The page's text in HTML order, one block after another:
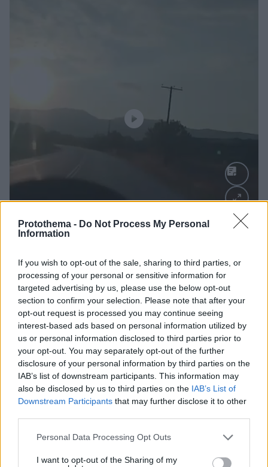
Protothema - Do Not Process My Personal
Information
If you wish to opt-out of the sale, sharing to third parties, or
processing of your personal or sensitive information for
targeted advertising by us, please use the below opt-out
section to confirm your selection. Please note that after your
opt-out request is processed you may continue seeing
interest-based ads based on personal information utilized by
us or personal information disclosed to third parties prior to
your opt-out. You may separately opt-out of the further
disclosure of your personal information by third parties on the
IAB’s list of downstream participants. This information may
also be disclosed by us to third parties on the IAB’s List of
Downstream Participants that may further disclose it to other
Please note that this website/app uses one or more Google
not limited to your visit or usage behaviour. You may click to
Personal Data Processing Opt Outs
I want to opt-out of the Sharing of my
«Κάτι απέσπασε την προσοχή του οδηγού»:
Πραγματογνώμονας επιχειρεί να ρίξει φως στα
αίτια του δυστυχήματος στις Σέρρες
Νέες καταγγελίες στην Ελπίδα για τη
Δημοκρατία: Γρατσία, Γαλανός,
Καρυστιανού και αυλικοί το
μετέτρεψαν σε φοβικό αρχηγικό
κόμμα
«Άξιζε να θέσουμε σε κίνδυνο μια
οικογένεια λύκων, για να σώσουμε
έναν σκύλο; Όχι» λέει ο ερευνητής